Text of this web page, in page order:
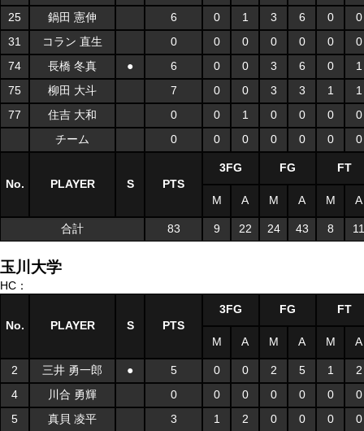
25
鍋田 憲伸 6 0 1 3 6 0
0
31
コラン 直生 0 0 0 0 0 0
0
74
長橋 冬真 ● 6 0 0 3 6 0
1
75
柳田 大斗 7 0 0 3 3 1
1
77
住吉 大和 0 0 1 0 0 0
0
チーム
0 0 0 0 0 0 0
No. PLAYER S PTS
3FG FG FT
M A M A M A
合計 83 9 22 24 43 8 11
玉川大学
HC：
No. PLAYER S PTS
3FG FG FT
M A M A M A
2 三井 勇一郎 ● 5 0 0 2 5 1
2
4
川合 勇輝 0 0 0 0 0 0
0
5
真貝 凌平 3 1 2 0 0 0
0